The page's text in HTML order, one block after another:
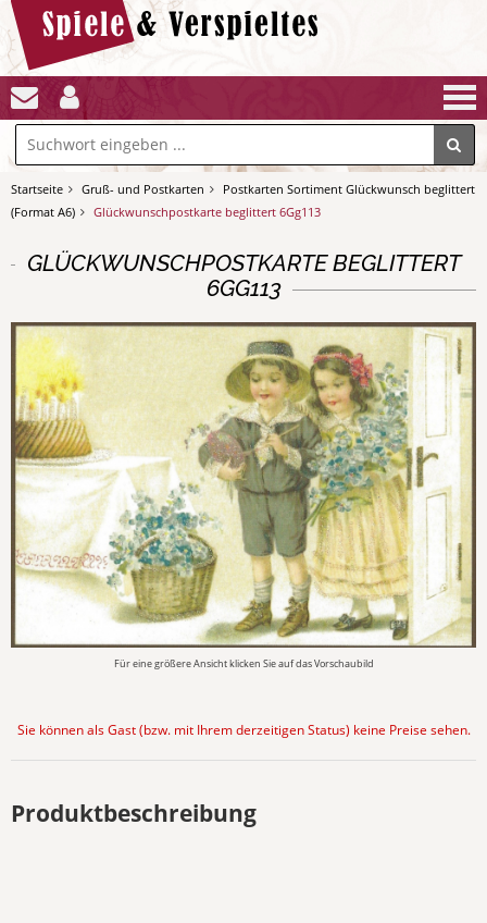
Startseite Gruß- und Postkarten
Postkarten Sortiment Glückwunsch beglittert
(Format A6)
Glückwunschpostkarte beglittert 6Gg113
GLÜCKWUNSCHPOSTKARTE BEGLITTERT
6GG113
Für eine größere Ansicht klicken Sie auf das Vorschaubild
Sie können als Gast (bzw. mit Ihrem derzeitigen Status) keine Preise sehen.
Produktbeschreibung